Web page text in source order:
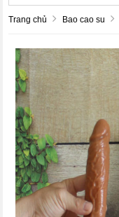
Trang chủ Bao cao su